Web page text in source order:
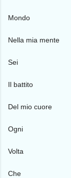
Mondo
Nella mia mente
Sei
Il battito
Del mio cuore
Ogni
Volta
Che